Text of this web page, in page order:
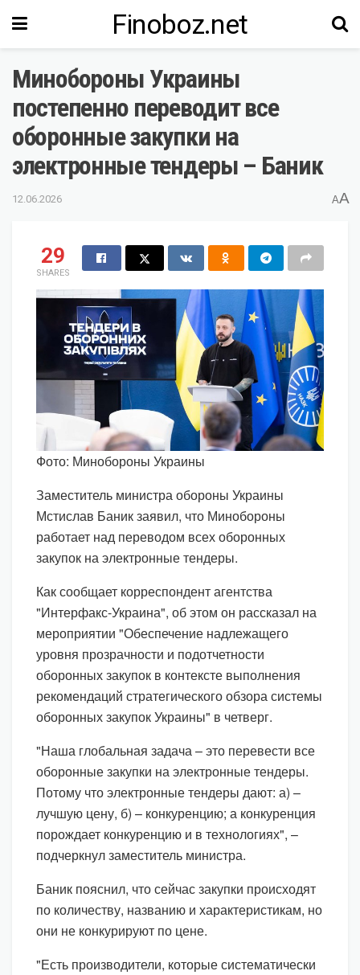
Finoboz.net
Минобороны Украины
постепенно переводит все
оборонные закупки на
электронные тендеры – Баник
12.06.2026 AA
29
SHARES
Фото: Минобороны Украины
Заместитель министра обороны Украины
Мстислав Баник заявил, что Минобороны
работает над переводом всех оборонных
закупок на электронные тендеры.
Как сообщает корреспондент агентства
"Интерфакс-Украина", об этом он рассказал на
мероприятии "Обеспечение надлежащего
уровня прозрачности и подотчетности
оборонных закупок в контексте выполнения
рекомендаций стратегического обзора системы
оборонных закупок Украины" в четверг.
"Наша глобальная задача – это перевести все
оборонные закупки на электронные тендеры.
Потому что электронные тендеры дают: а) –
лучшую цену, б) – конкуренцию; а конкуренция
порождает конкуренцию и в технологиях", –
подчеркнул заместитель министра.
Баник пояснил, что сейчас закупки происходят
по количеству, названию и характеристикам, но
они не конкурируют по цене.
"Есть производители, которые систематически